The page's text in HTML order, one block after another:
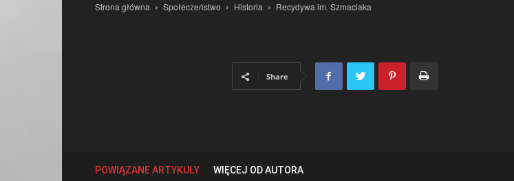
Strona główna Społeczeństwo Historia Recydywa im. Szmaciaka
Share
POWIĄZANE ARTYKUŁY WIĘCEJ OD AUTORA